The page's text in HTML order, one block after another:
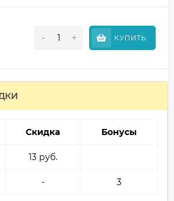
- + КУПИТЬ
Скидка Бонусы
13 руб.
- 3